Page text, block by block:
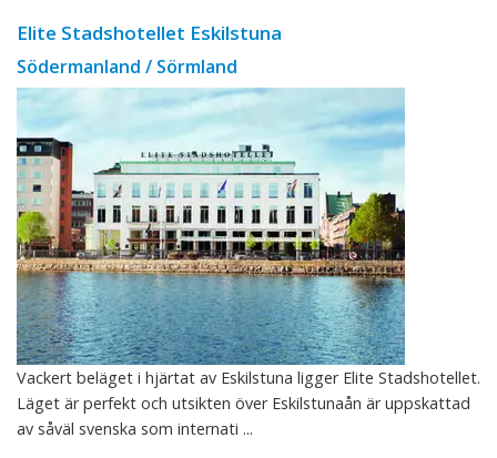
Elite Stadshotellet Eskilstuna
Södermanland / Sörmland
Vackert beläget i hjärtat av Eskilstuna ligger Elite Stadshotellet.
Läget är perfekt och utsikten över Eskilstunaån är uppskattad
av såväl svenska som internati ...